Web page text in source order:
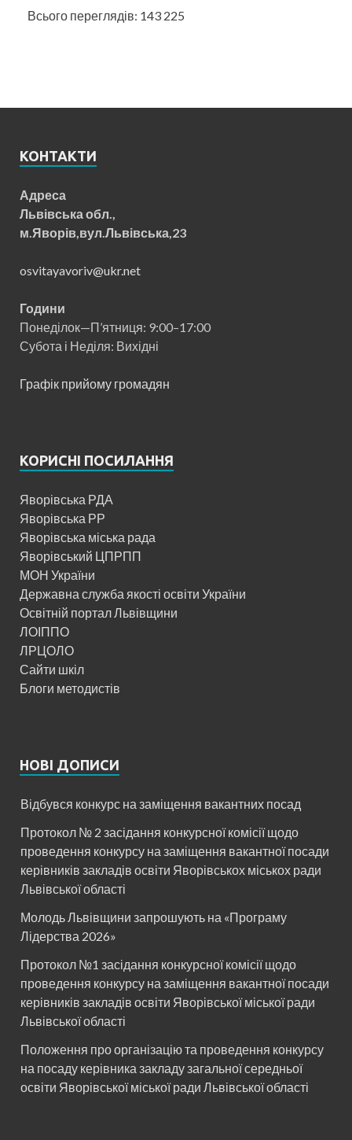
Всього переглядів: 143 225
КОНТАКТИ
Адреса
Львівська обл.,
м.Яворів,вул.Львівська,23
osvitayavoriv@ukr.net
Години
Понеділок—П’ятниця: 9:00–17:00
Субота і Неділя: Вихідні
Графік прийому громадян
КОРИСНІ ПОСИЛАННЯ
Яворівська РДА
Яворівська РР
Яворівська міська рада
Яворівський ЦПРПП
МОН України
Державна служба якості освіти України
Освітній портал Львівщини
ЛОІППО
ЛРЦОЛО
Сайти шкіл
Блоги методистів
НОВІ ДОПИСИ
Відбувся конкурс на заміщення вакантних посад
Протокол № 2 засідання конкурсної комісії щодо
проведення конкурсу на заміщення вакантної посади
керівників закладів освіти Яворівськох міськох ради
Львівської області
Молодь Львівщини запрошують на «Програму
Лідерства 2026»
Протокол №1 засідання конкурсної комісії щодо
проведення конкурсу на заміщення вакантної посади
керівників закладів освіти Яворівської міської ради
Львівської області
Положення про організацію та проведення конкурсу
на посаду керівника закладу загальної середньої
освіти Яворівської міської ради Львівської області